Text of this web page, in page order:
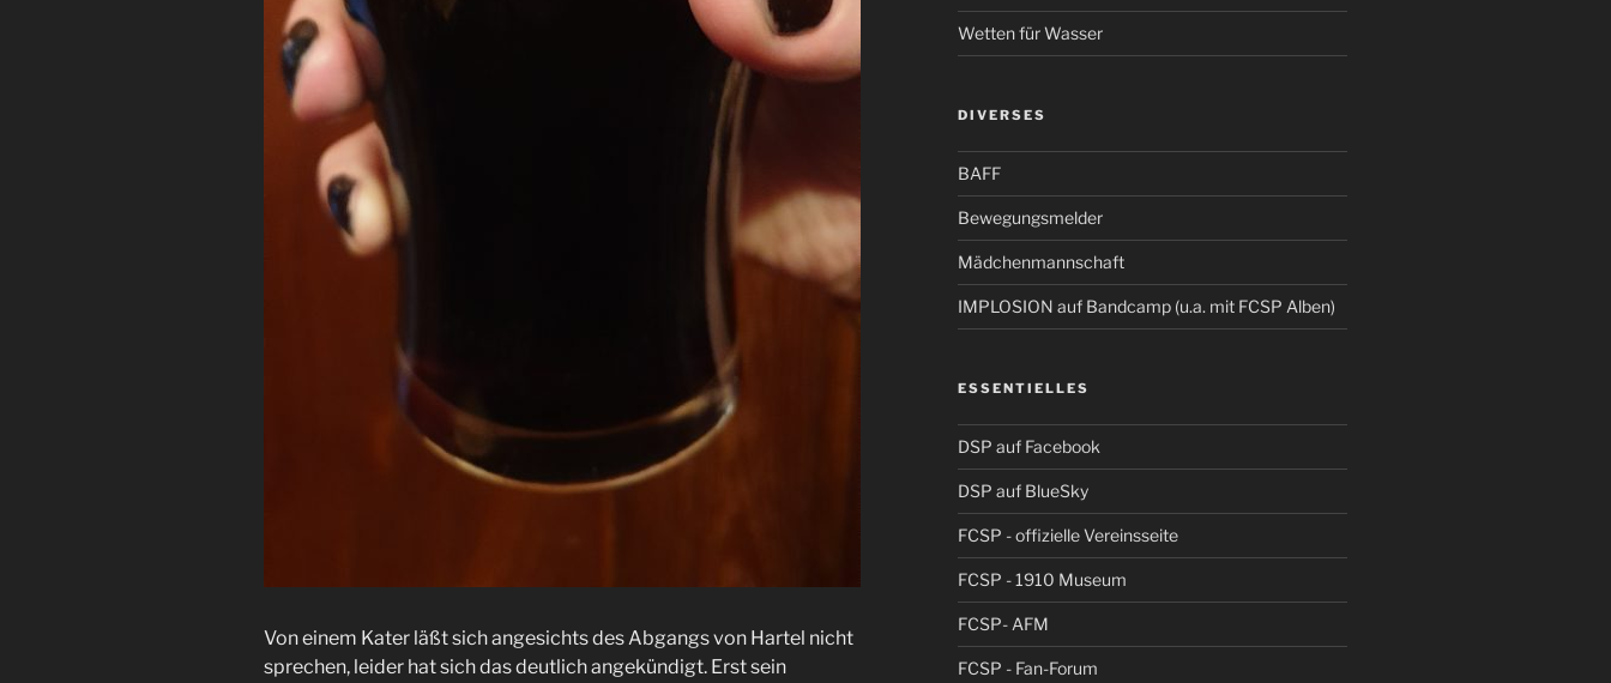
Von einem Kater läßt sich angesichts des Abgangs von Hartel nicht
sprechen, leider hat sich das deutlich angekündigt. Erst sein
Wetten für Wasser
DIVERSES
BAFF
Bewegungsmelder
Mädchenmannschaft
IMPLOSION auf Bandcamp (u.a. mit FCSP Alben)
ESSENTIELLES
DSP auf Facebook
DSP auf BlueSky
FCSP - offizielle Vereinsseite
FCSP - 1910 Museum
FCSP- AFM
FCSP - Fan-Forum